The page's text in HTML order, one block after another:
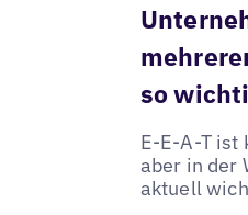
so
E-E-A-T ist
aber in der
aktuell